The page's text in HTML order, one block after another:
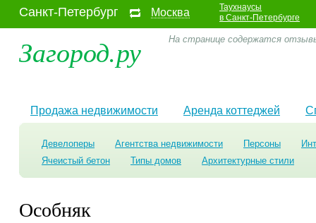
Санкт-Петербург Москва
Таухнаусы
в Санкт-Петербурге
Загород.ру На странице содержатся
Продажа недвижимости Аренда коттеджей
Девелоперы Агентства недвижимости Персоны
Ячеистый бетон
Типы домов Архитектурные стили
Особняк